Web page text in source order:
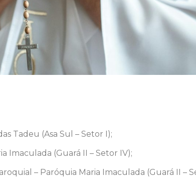
Tadeu (Asa Sul – Setor I);
Imaculada (Guará II – Setor IV);
– Paróquia Maria Imaculada (Guará II –